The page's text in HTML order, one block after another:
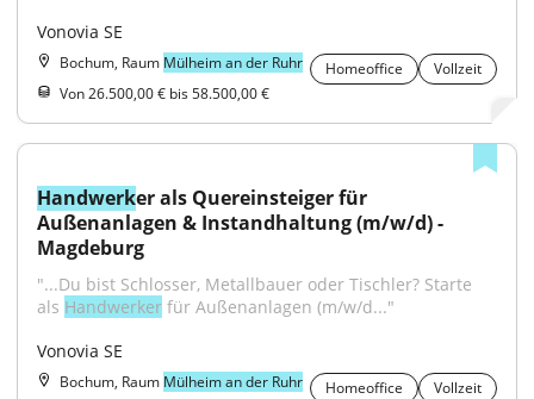
Vonovia SE
Bochum, Raum Mülheim an der Ruhr Homeoffice
Vollzeit
Von 26.500,00 € bis 58.500,00 €
Handwerker als Quereinsteiger für
Außenanlagen & Instandhaltung (m/w/d) -
Magdeburg
"...Du bist Schlosser, Metallbauer oder Tischler? Starte
als Handwerker für Außenanlagen (m/w/d..."
Vonovia SE
Bochum, Raum Mülheim an der Ruhr Homeoffice
Vollzeit